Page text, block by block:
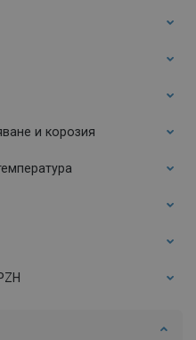
и корозия